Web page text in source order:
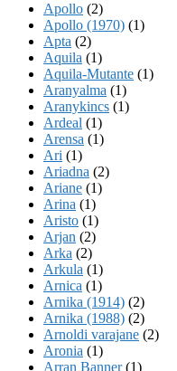
Apollo (2)
Apollo (1970) (1)
Apta (2)
Aquila (1)
Aquila-Mutante (1)
Aranyalma (1)
Aranykincs (1)
Ardeal (1)
Arensa (1)
Ari (1)
Ariadna (2)
Ariane (1)
Arina (1)
Aristo (1)
Arjan (2)
Arka (2)
Arkula (1)
Arnica (1)
Arnika (1914) (2)
Arnika (1988) (2)
Arnoldi varajane (2)
Aronia (1)
Arran Banner(1)